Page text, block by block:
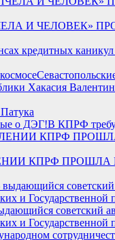
И
В КПРФ
КПРФ
и